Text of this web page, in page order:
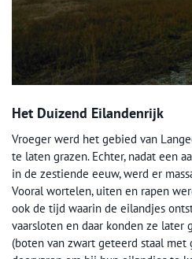
Het Duizend Eilandenrijk
Vroeger werd het gebied van
te laten grazen. Echter, nadat een
in de zestiende eeuw, werd er
Vooral wortelen, uiten en rapen
ook de tijd waarin de eilandjes
vaarsloten en daar konden ze
(boten van zwart geteerd staal met